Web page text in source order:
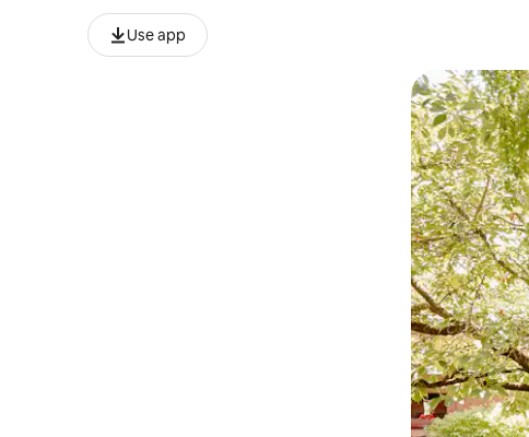
Use app